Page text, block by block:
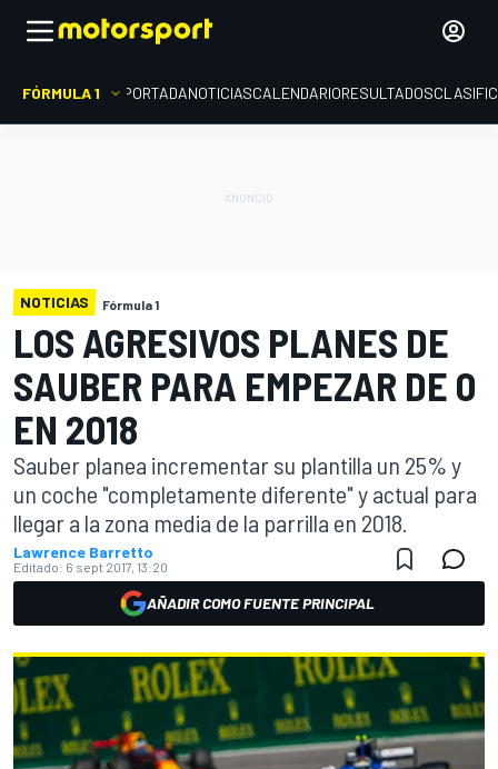
FÓRMULA 1 PORTADANOTICIASCALENDARIORESULTADOS
NOTICIAS Fórmula 1
LOS AGRESIVOS PLANES DE
SAUBER PARA EMPEZAR DE 0
EN 2018
Sauber planea incrementar su plantilla un 25% y
un coche "completamente diferente" y actual para
llegar a la zona media de la parrilla en 2018.
Lawrence Barretto
Editado: 6 sept 2017, 13:20
AÑADIR COMO FUENTE PRINCIPAL